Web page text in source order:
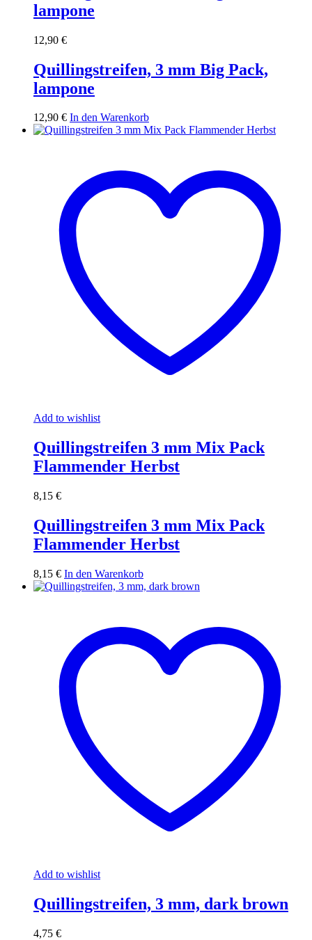
lampone
12,90 €
Quillingstreifen, 3 mm Big Pack,
lampone
12,90 € In den Warenkorb
Add to wishlist
Quillingstreifen 3 mm Mix Pack
Flammender Herbst
8,15 €
Quillingstreifen 3 mm Mix Pack
Flammender Herbst
8,15 € In den Warenkorb
Add to wishlist
Quillingstreifen, 3 mm, dark brown
4,75 €